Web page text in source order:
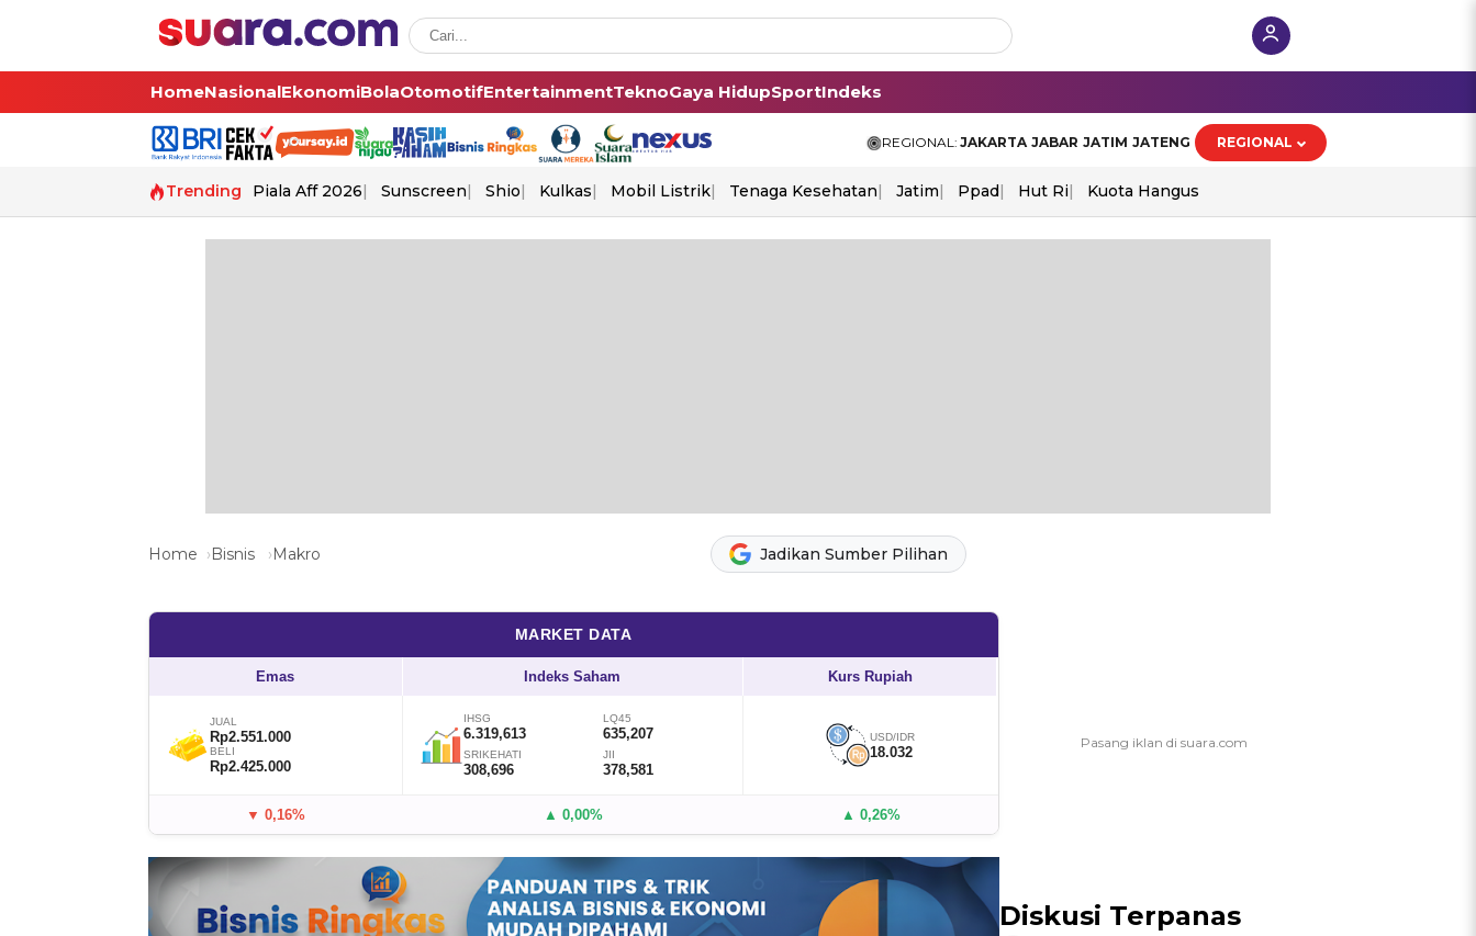
HomeNasionalEkonomiBolaOtomotifEntertainmentTeknoGaya HidupSportIndeks
REGIONAL: JAKARTA JABAR JATIM JATENG REGIONAL
Trending Piala Aff 2026 Sunscreen Shio Kulkas Mobil Listrik Tenaga Kesehatan Jatim Ppad Hut Ri Kuota Hangus
Home Bisnis Makro Jadikan Sumber Pilihan
MARKET DATA
Emas Indeks Saham Kurs Rupiah
JUAL
Rp2.551.000
BELI
Rp2.425.000
IHSG
6.319,613
LQ45
635,207
SRIKEHATI
308,696
JII
378,581
USD/IDR
18.032
▼ 0,16% ▲ 0,00% ▲ 0,26%
Diskusi Terpanas